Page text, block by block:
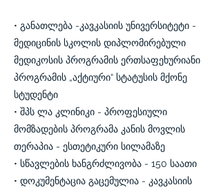
• განათლება -კავკასიის უნივერსიტეტი -
მედიცინის სკოლის დიპლომირებული
მედიკოსის პროგრამის ერთსაფეხურიანი
პროგრამის „აქტიური“ სტატუსის მქონე
სტუდენტი
• შპს ლა კლინიკი - პროფესიული
მომზადების პროგრამა კანის მოვლის
თერაპია - ესთეტიკური სილამაზე
• სწავლების ხანგრძლივობა - 150 საათი
• დოკუმენტაცია გაცემულია - კავკასიის